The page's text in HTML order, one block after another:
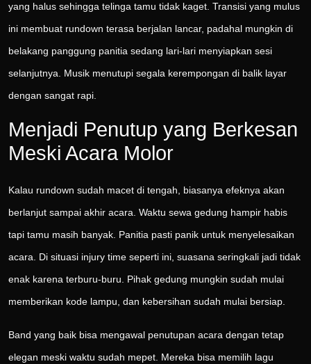
yang halus sehingga telinga tamu tidak kaget. Transisi yang mulus
ini membuat rundown terasa berjalan lancar, padahal mungkin di
belakang panggung panitia sedang lari-lari menyiapkan sesi
selanjutnya. Musik menutupi segala kerempongan di balik layar
dengan sangat rapi.
Menjadi Penutup yang Berkesan
Meski Acara Molor
Kalau rundown sudah macet di tengah, biasanya efeknya akan
berlanjut sampai akhir acara. Waktu sewa gedung hampir habis
tapi tamu masih banyak. Panitia pasti panik untuk menyelesaikan
acara. Di situasi injury time seperti ini, suasana seringkali jadi tidak
enak karena terburu-buru. Pihak gedung mungkin sudah mulai
memberikan kode lampu, dan kebersihan sudah mulai bersiap.
Band yang baik bisa mengawal penutupan acara dengan tetap
elegan meski waktu sudah mepet. Mereka bisa memilih lagu